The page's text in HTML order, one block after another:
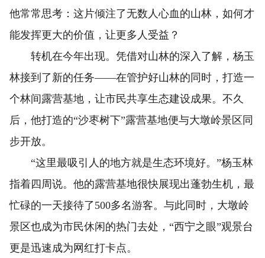
他常常思考：这片倾注了无数人心血的山林，如何才
能发挥更大的价值，让更多人受益？
转机在今年出现。凭借对山林的深入了解，杨玉
林接到了新的任务——在管护好山林的同时，打造一
个林间露营基地，让市民共享生态建设成果。不久
后，他打造的“沙枣树下”露营基地便与大墩岭景区同
步开放。
“这里最吸引人的地方就是生态环境好。”杨玉林
指着四周说。他的露营基地很快展现出蓬勃生机，最
忙碌的一天接待了500多名游客。与此同时，大墩岭
景区也成为市民休闲的热门去处，“西宁之眼”观景台
更是迅速成为网红打卡点。